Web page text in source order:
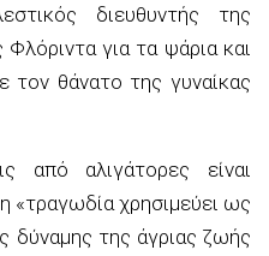
διευθυντής της
για τα ψάρια και
τον θάνατο της γυναίκας
από αλιγάτορες είναι
«τραγωδία χρησιμεύει ως
δύναμης της άγριας ζωής